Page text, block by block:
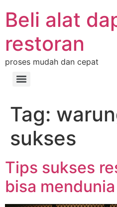
Beli alat
restoran
proses mudah dan cepat
Tag:
sukses
Tips sukses
bisa mendunia